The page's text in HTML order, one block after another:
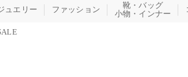
ュエリー ファッション
靴・バッグ
小物・インナー